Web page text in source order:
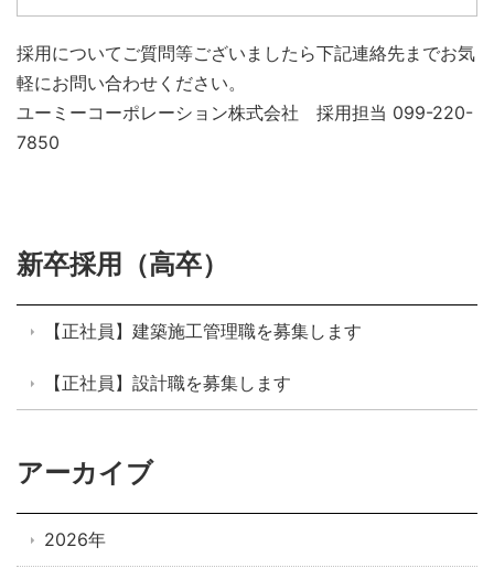
採用についてご質問等ございましたら下記連絡先までお気
軽にお問い合わせください。
ユーミーコーポレーション株式会社 採用担当 099-220-
7850
新卒採用（高卒）
【正社員】建築施工管理職を募集します
【正社員】設計職を募集します
アーカイブ
2026年